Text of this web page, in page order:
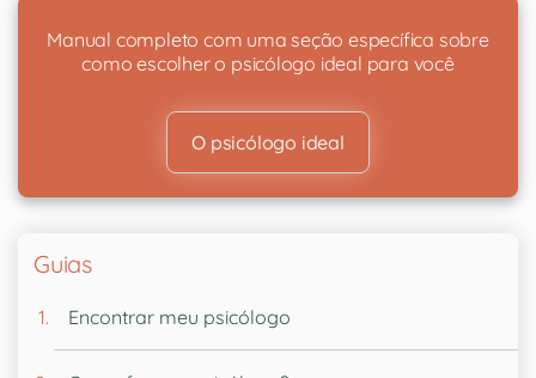
Manual completo com uma seção específica sobre
como escolher o psicólogo ideal para você
O psicólogo ideal
Guias
Encontrar meu psicólogo